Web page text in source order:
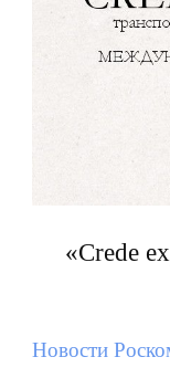
«Crede
Новости